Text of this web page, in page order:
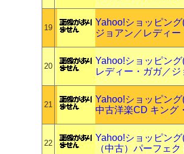
19
Yahoo!ショッピン
ジョアン／レディー
20
Yahoo!ショッピン
レディー・ガガ／ジ
21
Yahoo!ショッピン
中古洋楽CD キング
22
Yahoo!ショッピン
（中古）パーフェ